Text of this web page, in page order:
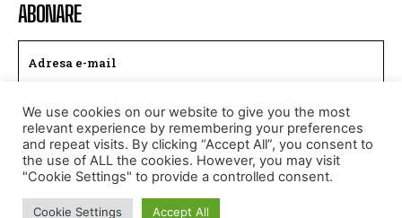
ABONARE
TRIMITE
Am citit si accept Politica de confidentialitate.
We use cookies on our website to give you the most
relevant experience by remembering your preferences
and repeat visits. By clicking “Accept All”, you consent to
the use of ALL the cookies. However, you may visit
"Cookie Settings" to provide a controlled consent.
Cookie Settings Accept All